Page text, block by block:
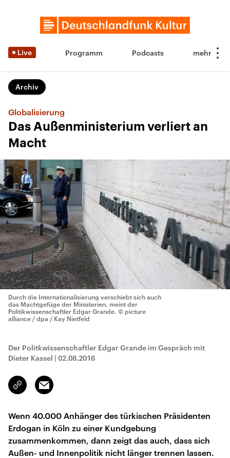
Live Programm Podcasts
Archiv
Globalisierung
Das Außenministerium verliert an
Macht
Durch die Internationalisierung verschiebt sich auch
das Machtgefüge der Ministerien, meint der
Politikwissenschaftler Edgar Grande. © picture
alliance / dpa / Kay Nietfeld
Der Politkwissenschaftler Edgar Grande im Gespräch mit
Dieter Kassel | 02.08.2016
Link
kopieren/teilen
Email
Wenn 40.000 Anhänger des türkischen Präsidenten
Erdogan in Köln zu einer Kundgebung
zusammenkommen, dann zeigt das auch, dass sich
Außen- und Innenpolitik nicht länger trennen lassen.